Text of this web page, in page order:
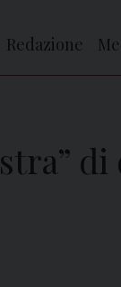
Redazione
di